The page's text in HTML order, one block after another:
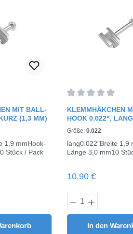
die Schaltflächen
Wert ein oder
Bewertung von 0 von 5 Sternen
MIT BALL-
(1,3 MM)
1,9 mmHook-
Stück / Pack
Gib den
Durchschnittliche
KLEMMHÄKCHEN
HOOK 0.022",
Größe: 0.022
lang0.022"Breite 1,9
Länge 3,0 mm10
Regulärer Preis:
10,90 €
Produkt
In den